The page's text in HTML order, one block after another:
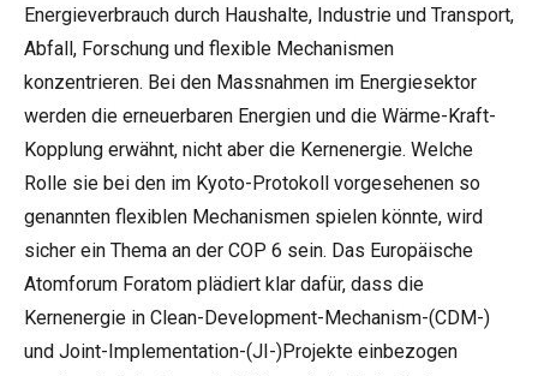
Energieverbrauch durch Haushalte, Industrie und Transport,
Abfall, Forschung und flexible Mechanismen
konzentrieren. Bei den Massnahmen im Energiesektor
werden die erneuerbaren Energien und die Wärme-Kraft-
Kopplung erwähnt, nicht aber die Kernenergie. Welche
Rolle sie bei den im Kyoto-Protokoll vorgesehenen so
genannten flexiblen Mechanismen spielen könnte, wird
sicher ein Thema an der COP 6 sein. Das Europäische
Atomforum Foratom plädiert klar dafür, dass die
Kernenergie in Clean-Development-Mechanism-(CDM-)
und Joint-Implementation-(JI-)Projekte einbezogen